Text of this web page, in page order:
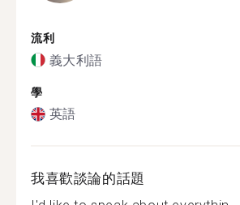
流利
義大利語
學
英語
我喜歡談論的話題